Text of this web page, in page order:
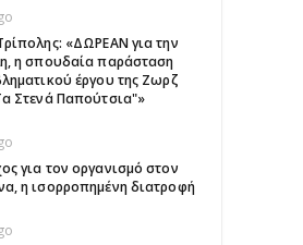
«ΔΩΡΕΑΝ για την
η σπουδαία παράσταση
έργου της Ζωρζ
Στενά Παπούτσια"»
για τον οργανισμό στον
η ισορροπημένη διατροφή